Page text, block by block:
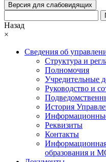
Версия для слабовидящих
Назад
×
Сведения об
Структура и
Полномочия
Учредительные
Руководство и
История
Реквизиты
Контакты
образования и